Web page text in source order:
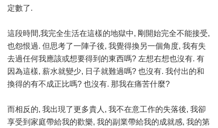
定數了.
這段時間,我完全生活在這樣的地獄中, 剛開始完全不能接受,
也怨恨過. 但思考了一陣子後, 我覺得換另一個角度, 我有失
去過任何我應該或想要得到的東西嗎? 左想右想也沒有. 有
因為這樣, 薪水就變少, 日子就難過嗎? 也沒有. 我付出的和
換得的有不成正比嗎? 也沒有. 那我在痛苦什麼?
而相反的, 我出現了更多貴人, 我不在意工作的失落後, 我卻
享受到家庭帶給我的歡樂, 我的副業帶給我的成就感, 我的第